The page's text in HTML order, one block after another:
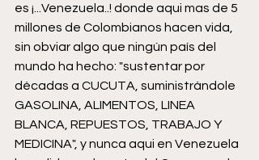
es ¡...Venezuela..! donde aqui mas de 5
millones de Colombianos hacen vida,
sin obviar algo que ningún país del
mundo ha hecho: "sustentar por
décadas a CUCUTA, suministrándole
GASOLINA, ALIMENTOS, LINEA
BLANCA, REPUESTOS, TRABAJO Y
MEDICINA", y nunca aqui en Venezuela